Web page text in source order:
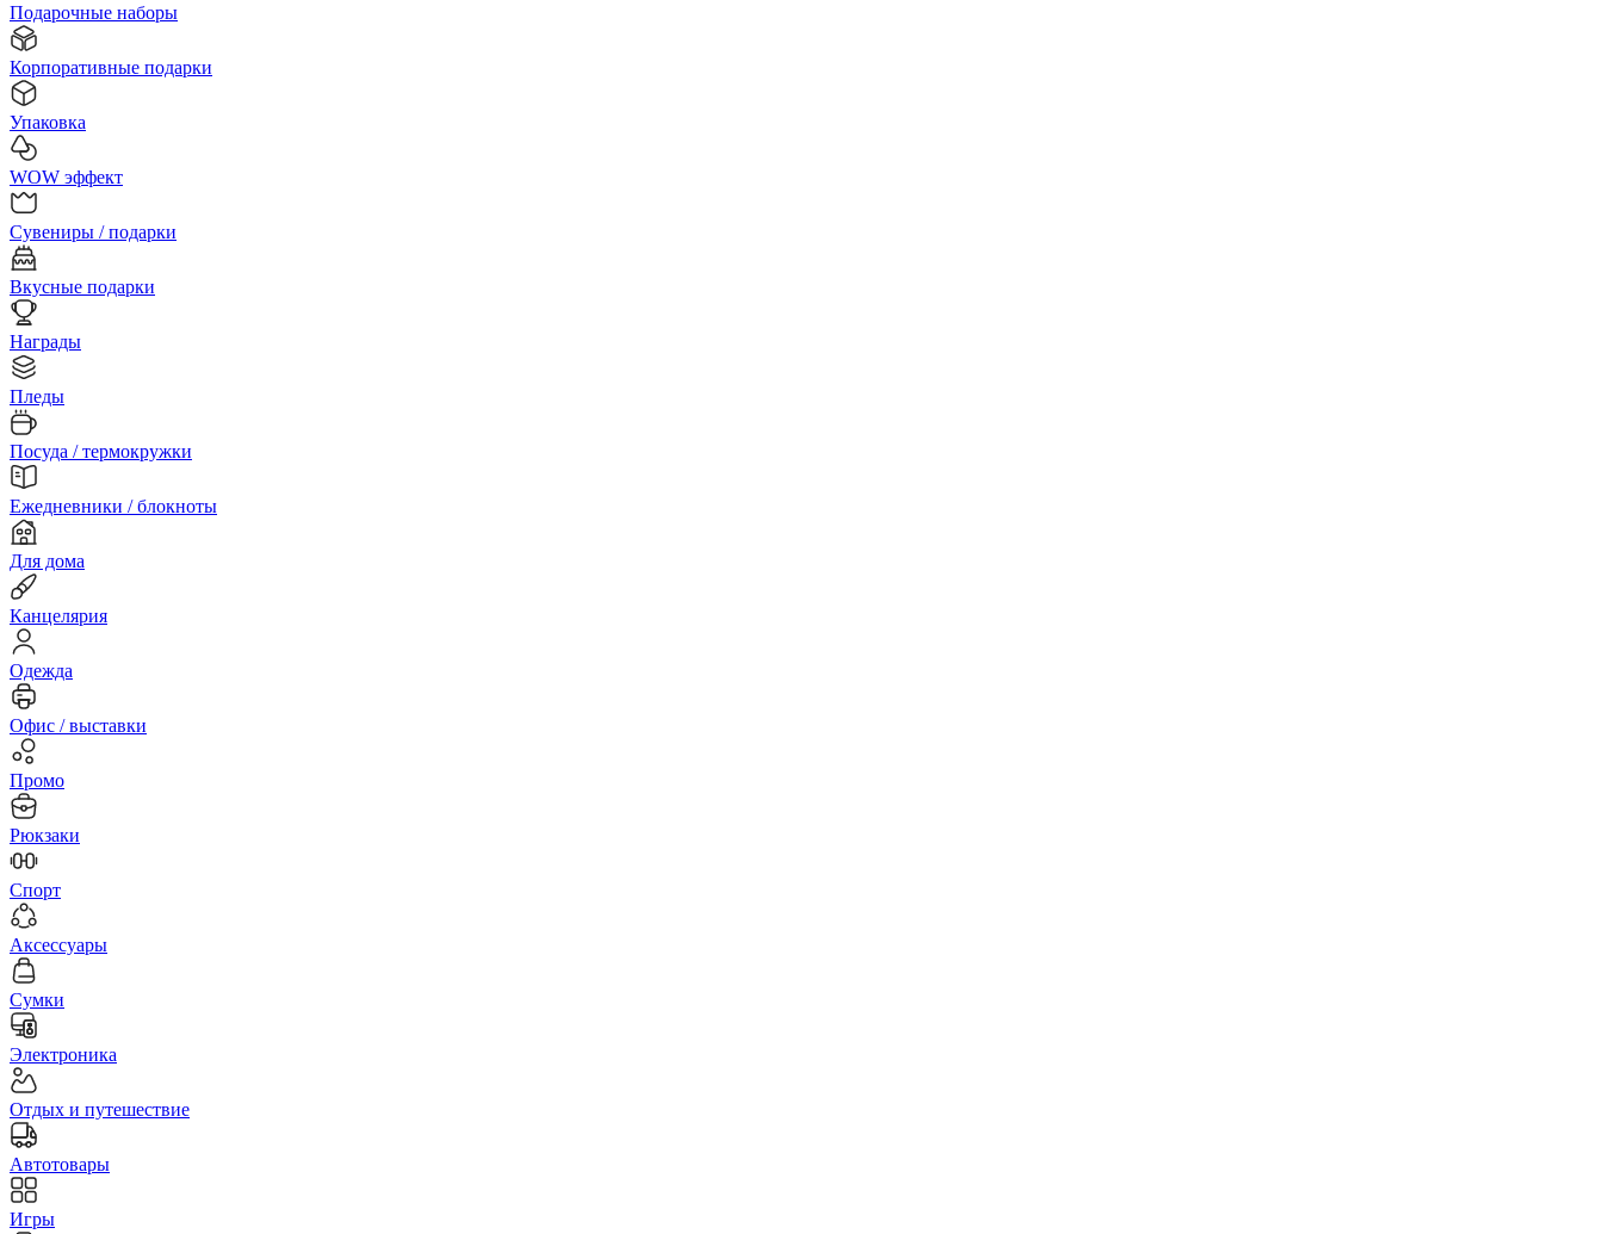
Подарочные наборы
Корпоративные подарки
Упаковка
WOW эффект
Сувениры / подарки
Вкусные подарки
Награды
Пледы
Посуда / термокружки
Ежедневники / блокноты
Для дома
Канцелярия
Одежда
Офис / выставки
Промо
Рюкзаки
Спорт
Аксессуары
Сумки
Электроника
Отдых и путешествие
Автотовары
Игры